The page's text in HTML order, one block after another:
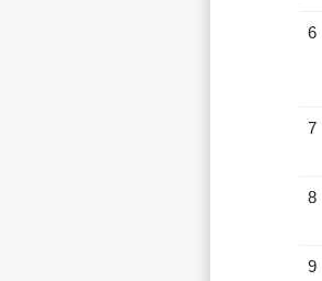
6
7
8
9